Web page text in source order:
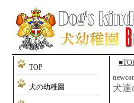
TOP
犬の幼稚園 犬